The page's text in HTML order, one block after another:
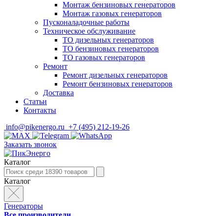
Монтаж бензиновых генераторов
Монтаж газовых генераторов
Пусконаладочные работы
Техническое обслуживание
ТО дизельных генераторов
ТО бензиновых генераторов
ТО газовых генераторов
Ремонт
Ремонт дизельных генераторов
Ремонт бензиновых генераторов
Доставка
Статьи
Контакты
info@pikenergo.ru +7 (495) 212-19-26
Заказать звонок
Каталог
Каталог
Генераторы